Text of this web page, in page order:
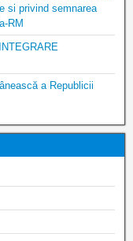
si privind semnarea
RM
a Republicii